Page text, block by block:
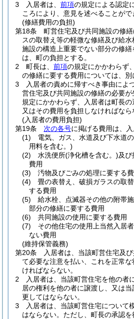
3
入居者は、 前項の規定による認定
ころにより、意見を述べることがで
(修繕費用の負担)
第18条
町営住宅及び共同施設の修繕
スの取替え等の軽微な修繕及び給
施設の構造上重要でない部分の修繕
は、町の負担とする。
2
町長は、 前項の規定にかかわらず
の修繕に要する費用については、別
3
入居者の責めに帰すべき事由によ
営住宅及び共同施設の修繕の必要が
規定にかかわらず、入居者は町長の
又はその費用を負担しなければなら
(入居者の費用負担)
第19条
次の各号に掲げる費用は、入
(1)
電気、ガス、水道及び下水道
用料を含む。)
(2)
水洗便所(浄化槽を含む。)及び
費用
(3)
汚物及びごみの処理に要する
(4)
畳の表替え、破損ガラスの取
する費用
(5)
給水栓、点滅器その他の附帯
部分の修繕に要する費用
(6)
共同施設の使用に要する費用
(7)
その他住宅の使用上当然入居
ない費用
(維持保管義務)
第20条
入居者は、当該町営住宅及
て必要な注意を払い、これを正常
ければならない。
2
入居者は、当該町営住宅を他の者
居の権利を他の者に譲渡し、又は
更してはならない。
3
入居者は、当該町営住宅について
はならない。 ただし、町長の承認